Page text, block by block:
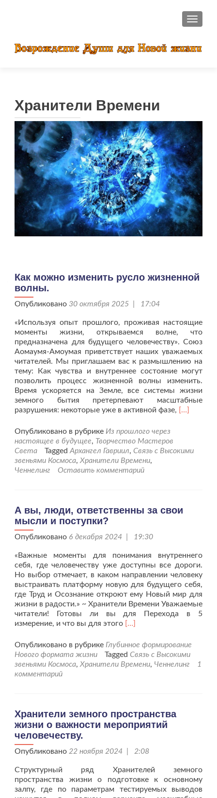
Хранители Времени
Как можно изменить русло жизненной
волны.
Опубликовано 30 октября 2025 | 17:04
«Используя опыт прошлого, проживая настоящие
моменты жизни, открываемся волне, что
предназначена для будущего человечеству». Союз
Аомаумя-Амоумая приветствует наших уважаемых
читателей. Мы приглашаем вас к размышлению на
тему: Как чувства и внутреннее состояние могут
позволить процесс жизненной волны изменить.
Время ускоряется на Земле, все системы жизни
земного бытия претерпевают масштабные
разрушения: некоторые уже в активной фазе, Читать
изменить
[…]
Опубликовано в рубрике Из прошлого через
настоящее в будущее, Творчество Мастеров
Света
Tagged Архангел Гавриил, Связь с Высокими
звеньями Космоса, Хранители Времени,
Ченнелинг
Оставить комментарий
А вы, люди, ответственны за свои
мысли и поступки?
Опубликовано 6 декабря 2024 | 19:30
«Важные моменты для понимания внутреннего
себя, где человечеству уже доступны все дороги.
Но выбор отмечает, в каком направлении человеку
выстраивать платформу новую для будущего себя,
где Труд и Осознание откроют ему Новый мир для
жизни в радости.» ~ Хранители Времени Уважаемые
читатели! Готовы ли вы для Перехода в 5
измерение, и что вы для этого Читать
проА
вы,
люди,
и
поступки?
[…]
Опубликовано в рубрике Глубинное формирование
Нового формата жизни
Tagged Связь с Высокими
звеньями Космоса, Хранители Времени, Ченнелинг
1
комментарий
Хранители земного пространства
жизни о важности мероприятий
человечеству.
Опубликовано 22 ноября 2024 | 2:08
Структурный ряд Хранителей земного
пространства жизни о подготовке к основному
залпу, где по параметрам тестируемых выводов